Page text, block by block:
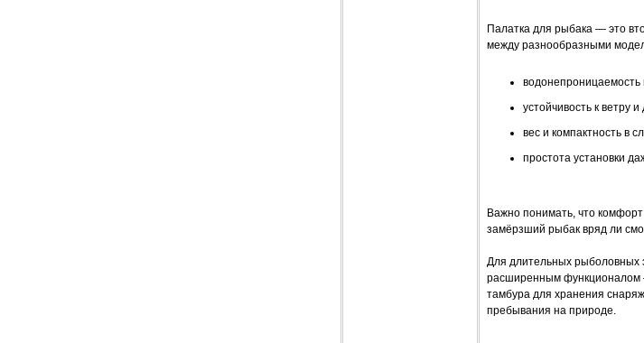
Палатка для рыбака — это
между разнообразными
водонепроницаемость
устойчивость к ветру
вес и компактность в
простота установки
Важно понимать, что
замёрзший рыбак вряд ли
Для длительных рыболовных
расширенным функционалом
тамбура для хранения
пребывания на природе.